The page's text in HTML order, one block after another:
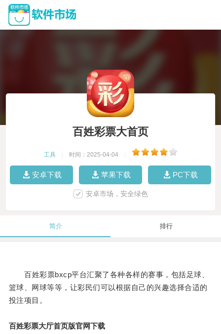
百姓彩票大首页
工具 时间：2025-04-04
安卓下载 苹果下载 PC下载
安卓市场，安全绿色
简介 排行
百姓彩票bxcp平台汇聚了各种各样的赛事，包括足球、
篮球、网球等等，让彩民们可以根据自己的兴趣选择合适的
投注项目。
百姓彩票大厅首页版官网下载